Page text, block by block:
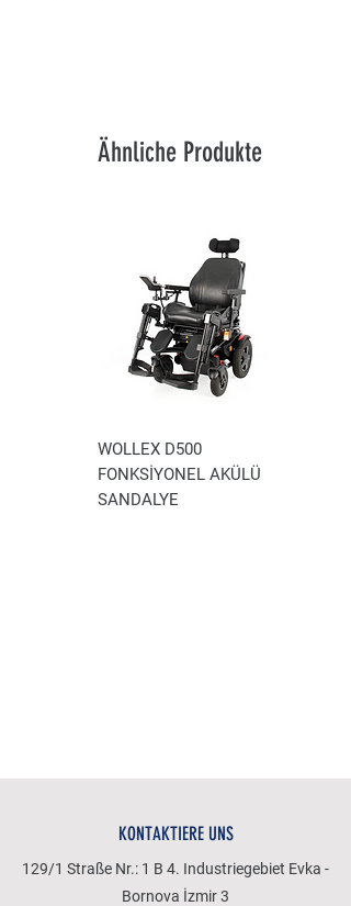
Ähnliche Produkte
WOLLEX D500
FONKSİYONEL AKÜLÜ
SANDALYE
KONTAKTIERE UNS
129/1 Straße Nr.: 1 B 4. Industriegebiet Evka -
Bornova İzmir 3